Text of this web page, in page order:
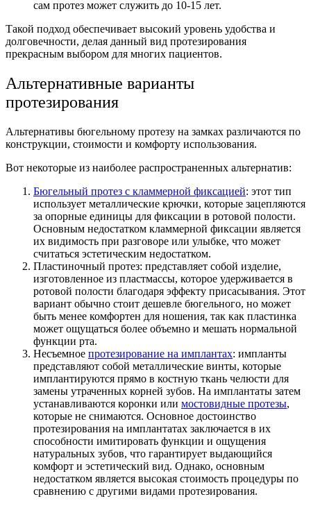
сам протез может служить до 10-15 лет.
Такой подход обеспечивает высокий уровень удобства и
долговечности, делая данный вид протезирования
прекрасным выбором для многих пациентов.
Альтернативные варианты
протезирования
Альтернативы бюгельному протезу на замках различаются по
конструкции, стоимости и комфорту использования.
Вот некоторые из наиболее распространенных альтернатив:
Бюгельный протез с кламмерной фиксацией: этот тип
использует металлические крючки, которые зацепляются
за опорные единицы для фиксации в ротовой полости.
Основным недостатком кламмерной фиксации является
их видимость при разговоре или улыбке, что может
считаться эстетическим недостатком.
Пластиночный протез: представляет собой изделие,
изготовленное из пластмассы, которое удерживается в
ротовой полости благодаря эффекту присасывания. Этот
вариант обычно стоит дешевле бюгельного, но может
быть менее комфортен для ношения, так как пластинка
может ощущаться более объемно и мешать нормальной
функции рта.
Несъемное протезирование на имплантах: импланты
представляют собой металлические винты, которые
имплантируются прямо в костную ткань челюсти для
замены утраченных корней зубов. На имплантаты затем
устанавливаются коронки или мостовидные протезы,
которые не снимаются. Основное достоинство
протезирования на имплантатах заключается в их
способности имитировать функции и ощущения
натуральных зубов, что гарантирует выдающийся
комфорт и эстетический вид. Однако, основным
недостатком является высокая стоимость процедуры по
сравнению с другими видами протезирования.